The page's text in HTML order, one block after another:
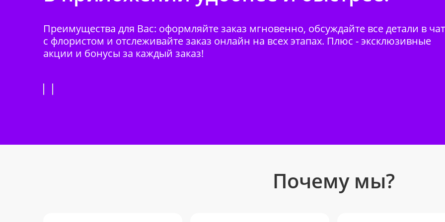
Преимущества для Вас: оформляйте заказ мгновенно, обсуждайте все детали в
с флористом и отслеживайте заказ онлайн на всех этапах. Плюс - эксклюзивные
акции и бонусы за каждый заказ!
Почему мы?